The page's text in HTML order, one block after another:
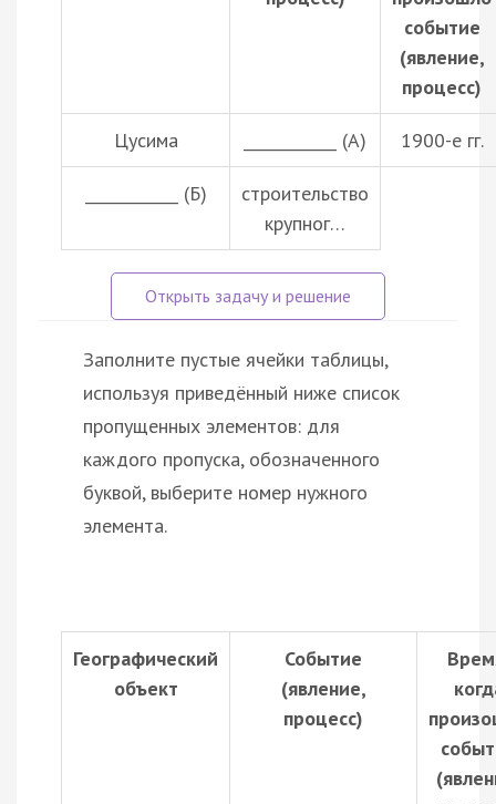
событие
(явление,
процесс)
Цусима ____________ (А) 1900-е гг.
____________ (Б)
строительство
крупног…
Заполните пустые ячейки таблицы,
используя приведённый ниже список
пропущенных элементов: для
каждого пропуска, обозначенного
буквой, выберите номер нужного
элемента.
Географический
объект
Событие
(явление,
процесс)